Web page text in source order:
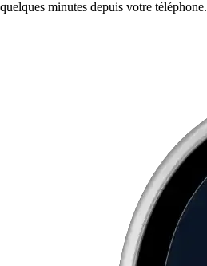
quelques minutes depuis votre téléphone.